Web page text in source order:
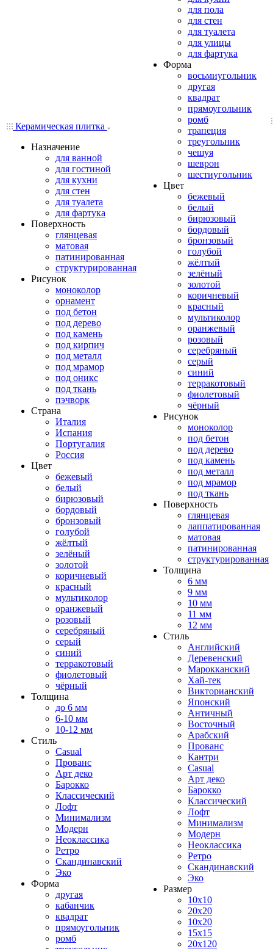
Керамическая плитка
Назначение
для ванной
для гостиной
для кухни
для стен
для туалета
для фартука
Поверхность
глянцевая
матовая
патинированная
структурированная
Рисунок
моноколор
орнамент
под бетон
под дерево
под камень
под кирпич
под металл
под мрамор
под оникс
под ткань
пэчворк
Страна
Италия
Испания
Португалия
Россия
Цвет
бежевый
белый
бирюзовый
бордовый
бронзовый
голубой
жёлтый
зелёный
золотой
коричневый
красный
мультиколор
оранжевый
розовый
серебряный
серый
синий
терракотовый
фиолетовый
чёрный
Толщина
до 6 мм
6-10 мм
10-12 мм
Стиль
Casual
Прованс
Арт деко
Барокко
Классический
Лофт
Минимализм
Модерн
Неоклассика
Ретро
Скандинавский
Эко
Форма
другая
кабанчик
квадрат
прямоугольник
ромб
для пола
для стен
для туалета
для улицы
для фартука
Форма
восьмиугольник
другая
квадрат
прямоугольник
ромб
трапеция
треугольник
чешуя
шеврон
шестиугольник
Цвет
бежевый
белый
бирюзовый
бордовый
бронзовый
голубой
жёлтый
зелёный
золотой
коричневый
красный
мультиколор
оранжевый
розовый
серебряный
серый
синий
терракотовый
фиолетовый
чёрный
Рисунок
моноколор
под бетон
под дерево
под камень
под металл
под мрамор
под ткань
Поверхность
глянцевая
лаппатированная
матовая
патинированная
структурированная
Толщина
6 мм
9 мм
10 мм
11 мм
12 мм
Стиль
Английский
Деревенский
Марокканский
Хай-тек
Викторианский
Японский
Античный
Восточный
Арабский
Прованс
Кантри
Casual
Арт деко
Барокко
Классический
Лофт
Минимализм
Модерн
Неоклассика
Ретро
Скандинавский
Эко
Размер
10x10
20x20
10x20
15x15
20x120